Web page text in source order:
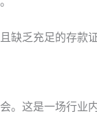
乏充足的存款
。这是一场行